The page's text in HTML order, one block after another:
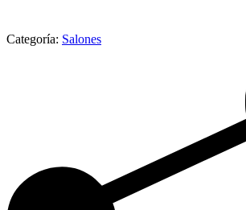
Categoría: Salones